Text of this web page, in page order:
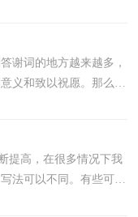
心整理的...
谢词的地方越来越多，
义和致以祝愿。那么你
理的生...
提高，在很多情况下我
法可以不同。有些可以
词需要注...